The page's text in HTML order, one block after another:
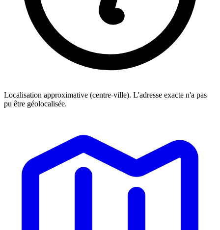
Localisation approximative (centre-ville). L'adresse exacte n'a pas
pu être géolocalisée.